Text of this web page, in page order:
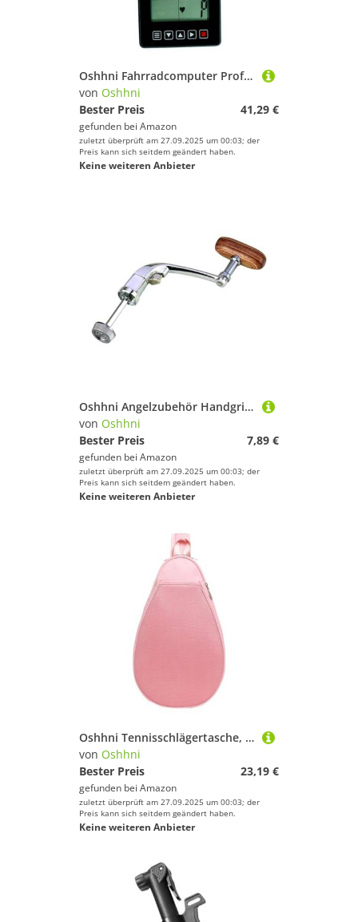
Oshhni Fahrradcomputer Professional Ersatzteil Zubehör Multifunktion für Fahrräder Stepper Treppensteiger
von Oshhni
Bester Preis
41,29 €
gefunden bei Amazon
zuletzt überprüft am 27.09.2025 um 00:03; der
Preis kann sich seitdem geändert haben.
Keine weiteren Anbieter
Oshhni Angelzubehör Handgriff Metall Spinnrolle Ersatzhandgriff Leicht Und Stabil mit Holzgriff für Anglerbedarf, L
von Oshhni
Bester Preis
7,89 €
gefunden bei Amazon
zuletzt überprüft am 27.09.2025 um 00:03; der
Preis kann sich seitdem geändert haben.
Keine weiteren Anbieter
Oshhni Tennisschlägertasche, Schultertasche, Umhängetasche, Organizer, wasserdicht, Reisetasche, Schlägerhülle, Rosa
von Oshhni
Bester Preis
23,19 €
gefunden bei Amazon
zuletzt überprüft am 27.09.2025 um 00:03; der
Preis kann sich seitdem geändert haben.
Keine weiteren Anbieter